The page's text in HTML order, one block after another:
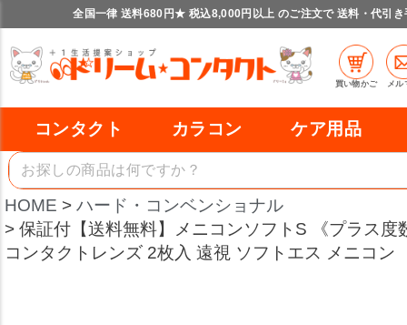
全国一律 送料680円★ 税込8,000円以上 のご注文で 送料・代引き
買い物かご メル
コンタクト カラコン ケア用品
HOME
ハード・コンベンショナル
保証付【送料無料】メニコンソフトS 《プラス度
コンタクトレンズ 2枚入 遠視 ソフトエス メニコン